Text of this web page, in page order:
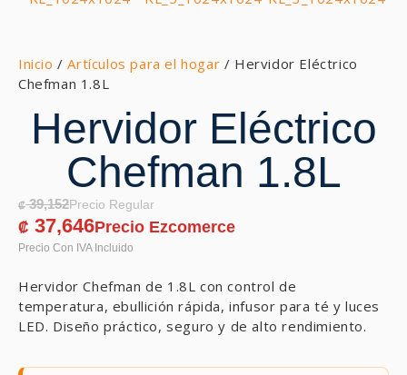
Inicio /Artículos para el hogar / Hervidor Eléctrico
Chefman 1.8L
Hervidor Eléctrico
Chefman 1.8L
₡39,152
₡ 37,646
Hervidor Chefman de 1.8L con control de
temperatura, ebullición rápida, infusor para té y luces
LED. Diseño práctico, seguro y de alto rendimiento.